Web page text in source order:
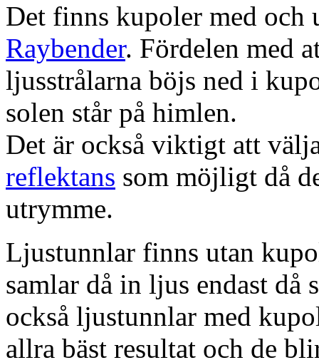
Det finns kupoler med och
Raybender. Fördelen med
ljusstrålarna böjs ned i
solen står på himlen.
Det är också viktigt att
reflektans som möjligt då
utrymme.
Ljustunnlar finns utan
samlar då in ljus endast då
också ljustunnlar med
allra bäst resultat och de